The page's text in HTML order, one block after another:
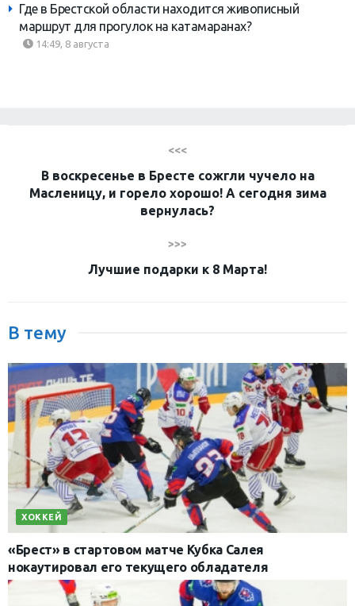
Где в Брестской области находится живописный
маршрут для прогулок на катамаранах?
14:49, 8 августа
<<<
В воскресенье в Бресте сожгли чучело на
Масленицу, и горело хорошо! А сегодня зима
вернулась?
>>>
Лучшие подарки к 8 Марта!
В тему
ХОККЕЙ
«Брест» в стартовом матче Кубка Салея
нокаутировал его текущего обладателя